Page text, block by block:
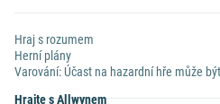
Hraj s rozumem
Herní plány
Varování: Účast na hazardní hře může
Hrajte s Allwynem